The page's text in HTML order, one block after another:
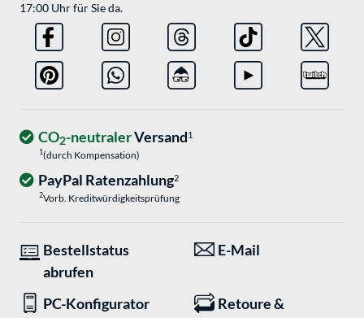
17:00 Uhr für Sie da.
CO2-neutralerVersand1
1(durch Kompensation)
PayPal Ratenzahlung2
2Vorb. Kreditwürdigkeitsprüfung
Bestellstatus
abrufen
E-Mail
PC-Konfigurator
Retoure &